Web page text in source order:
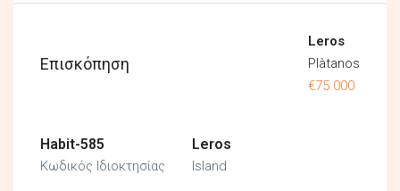
Επισκόπηση
Leros
Plàtanos
€75.000
Habit-585
Κωδικός Ιδιοκτησίας
Leros
Island